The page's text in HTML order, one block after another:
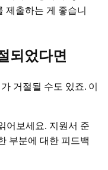
제출하는 게 좋습니
되었다면
거절될 수도 있죠. 이
어보세요. 지원서 준
부분에 대한 피드백